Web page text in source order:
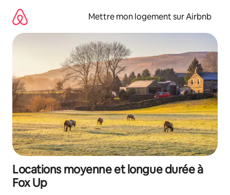
directement
contenu
Mettre mon logement sur Airbnb
Locations moyenne et longue durée à
Fox Up